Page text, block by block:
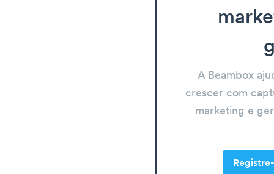
A Beambox
crescer com
marketing e